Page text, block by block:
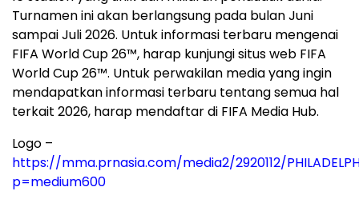
Turnamen ini akan berlangsung pada bulan Juni
sampai Juli 2026. Untuk informasi terbaru mengenai
FIFA World Cup 26™, harap kunjungi situs web FIFA
World Cup 26™. Untuk perwakilan media yang ingin
mendapatkan informasi terbaru tentang semua hal
terkait 2026, harap mendaftar di FIFA Media Hub.
Logo –
https://mma.prnasia.com/media2/2920112/
p=medium600